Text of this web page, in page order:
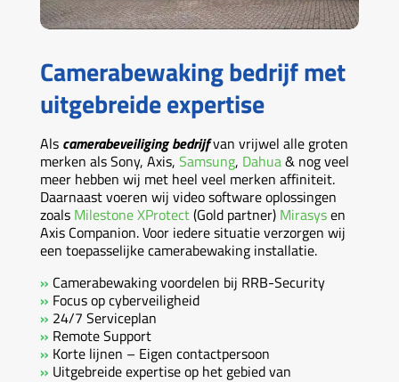
Camerabewaking bedrijf met
uitgebreide expertise
Als camerabeveiliging bedrijfvan vrijwel alle groten
merken als Sony, Axis, Samsung, Dahua& nog veel
meer hebben wij met heel veel merken affiniteit.
Daarnaast voeren wij video software oplossingen
zoals Milestone XProtect(Gold partner) Mirasysen
Axis Companion. Voor iedere situatie verzorgen wij
een toepasselijke camerabewaking installatie.
» Camerabewaking voordelen bij RRB-Security
» Focus op cyberveiligheid
» 24/7 Serviceplan
» Remote Support
» Korte lijnen – Eigen contactpersoon
» Uitgebreide expertise op het gebied van